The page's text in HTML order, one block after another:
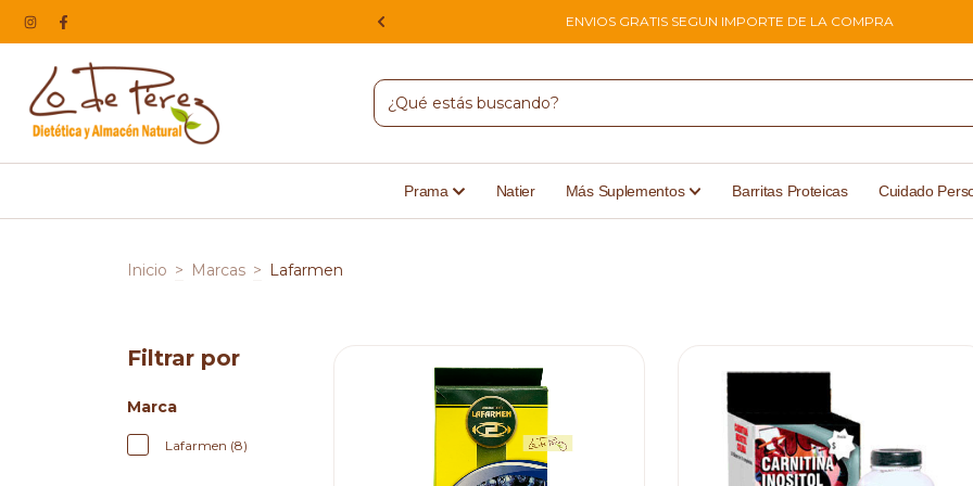
HACEMOS ENVIOS A TODO EL PAIS ENVIOS GRATIS SEGUN IMPORTE DE LA COMPRA
Prama Natier Más Suplementos Barritas Proteicas Cuidado
Inicio > Marcas > Lafarmen
Filtrar por
Marca
Lafarmen (8)